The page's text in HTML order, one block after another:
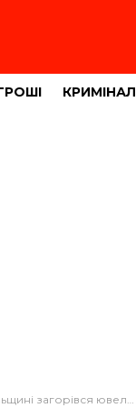
КРИМІНАЛ
загорівся ювелірний магазин